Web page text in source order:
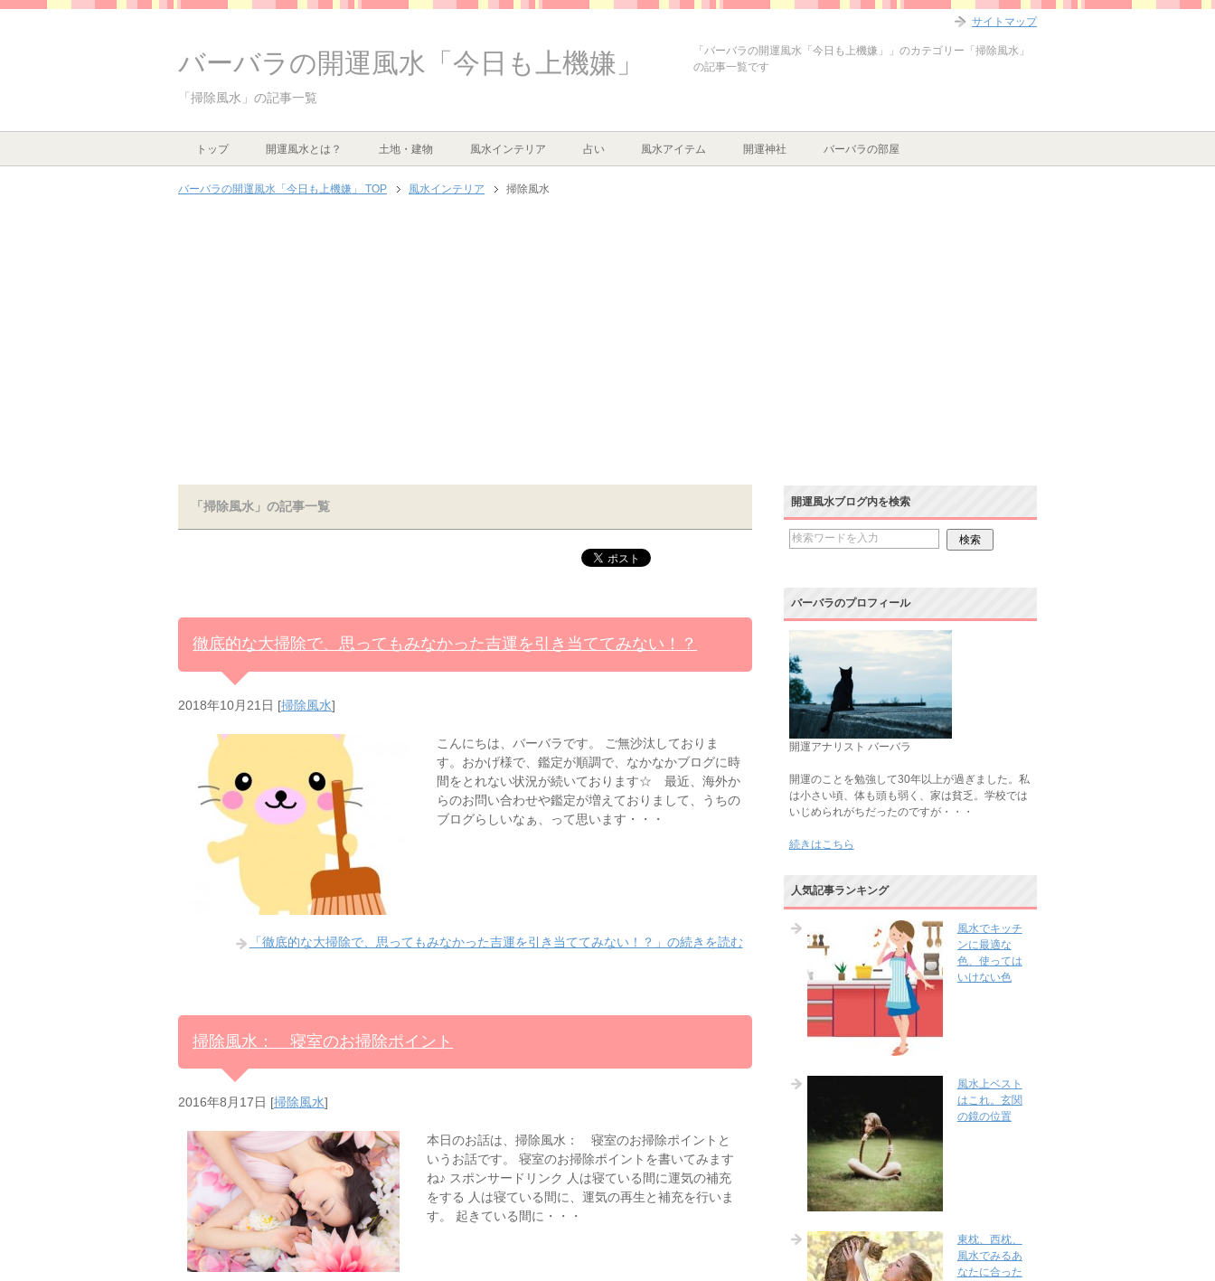
バーバラの開運風水「今日も上機嫌」
「掃除風水」の記事一覧
「バーバラの開運風水「今日も上機嫌」」のカテゴリー「掃除風水」
の記事一覧です
トップ 開運風水とは？ 土地・建物 風水インテリア 占い 風水アイテム 開運神社 バーバラの部屋
バーバラの開運風水「今日も上機嫌」 TOP 風水インテリア 掃除風水
「掃除風水」の記事一覧
徹底的な大掃除で、思ってもみなかった吉運を引き当ててみない！？
2018年10月21日 [掃除風水]
こんにちは、バーバラです。 ご無沙汰しておりま
す。おかげ様で、鑑定が順調で、なかなかブログに時
間をとれない状況が続いております☆ 最近、海外か
らのお問い合わせや鑑定が増えておりまして、うちの
ブログらしいなぁ、って思います・・・
「徹底的な大掃除で、思ってもみなかった吉運を引き当ててみない！？」の続きを読む
掃除風水： 寝室のお掃除ポイント
2016年8月17日 [掃除風水]
本日のお話は、掃除風水： 寝室のお掃除ポイントと
いうお話です。 寝室のお掃除ポイントを書いてみます
ね♪ スポンサードリンク 人は寝ている間に運気の補充
をする 人は寝ている間に、運気の再生と補充を行いま
す。 起きている間に・・・
開運風水ブログ内を検索
バーバラのプロフィール
開運アナリスト バーバラ
開運のことを勉強して30年以上が過ぎました。私
は小さい頃、体も頭も弱く、家は貧乏。学校では
いじめられがちだったのですが・・・
続きはこちら
人気記事ランキング
風水でキッチ
ンに最適な
色、使っては
いけない色
風水上ベスト
はこれ。玄関
の鏡の位置
東枕、西枕、
風水でみるあ
なたに合った
サイトマップ